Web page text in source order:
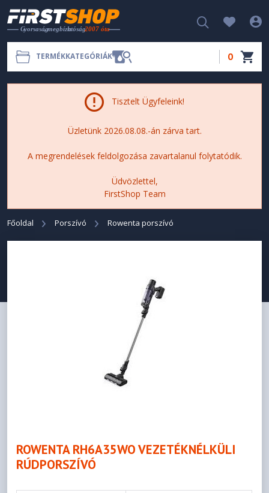
TERMÉKKATEGÓRIÁK 0
Tisztelt Ügyfeleink!
Üzletünk 2026.08.08.-án zárva tart.
A megrendelések feldolgozása zavartalanul folytatódik.
Üdvözlettel,
FirstShop Team
Főoldal Porszívó Rowenta porszívó
ROWENTA RH6A35WO VEZETÉKNÉLKÜLI
RÚDPORSZÍVÓ